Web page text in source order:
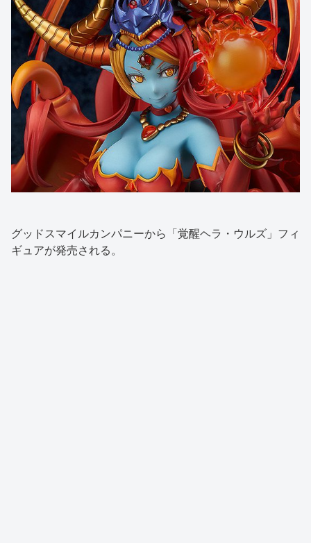
グッドスマイルカンパニーから「覚醒ヘラ・ウルズ」フィ
ギュアが発売される。